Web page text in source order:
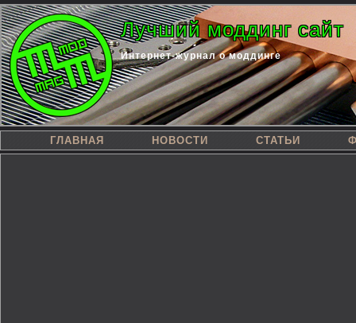
Лучший моддинг сайт
Интернет-журнал о моддинге
ГЛАВНАЯ НОВОСТИ СТАТЬИ